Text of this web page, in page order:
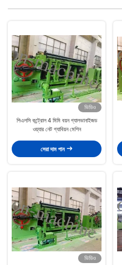
ভিডিও
পিএলসি কন্ট্রোল 4 মিমি বয়ন গ্যালভানাইজড
ওয়্যার নেট গ্যাবিয়ন মেশিন
সেরা দাম পান
ভিডিও